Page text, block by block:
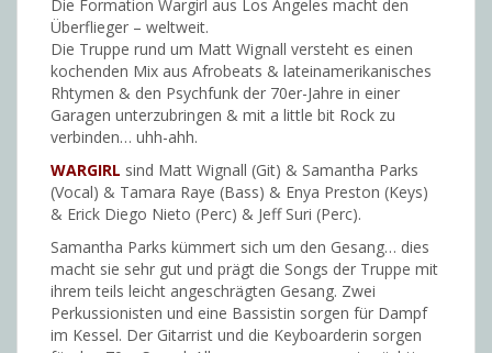
Die Formation Wargirl aus Los Angeles macht den
Überflieger – weltweit.
Die Truppe rund um Matt Wignall versteht es einen
kochenden Mix aus Afrobeats & lateinamerikanisches
Rhtymen & den Psychfunk der 70er-Jahre in einer
Garagen unterzubringen & mit a little bit Rock zu
verbinden… uhh-ahh.
WARGIRL sind Matt Wignall (Git) & Samantha Parks
(Vocal) & Tamara Raye (Bass) & Enya Preston (Keys)
& Erick Diego Nieto (Perc) & Jeff Suri (Perc).
Samantha Parks kümmert sich um den Gesang… dies
macht sie sehr gut und prägt die Songs der Truppe mit
ihrem teils leicht angeschrägten Gesang. Zwei
Perkussionisten und eine Bassistin sorgen für Dampf
im Kessel. Der Gitarrist und die Keyboarderin sorgen